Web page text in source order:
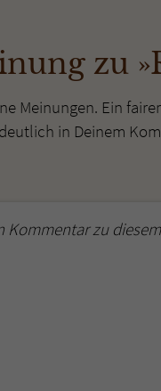
zu
Meinungen. Ein
in Deinem
Kommentar zu